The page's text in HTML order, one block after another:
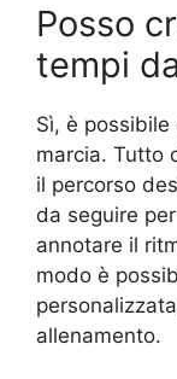
Posso
tempi
Sì, è
marcia. Tutto
il percorso
da seguire
annotare il
modo è
allenamento.